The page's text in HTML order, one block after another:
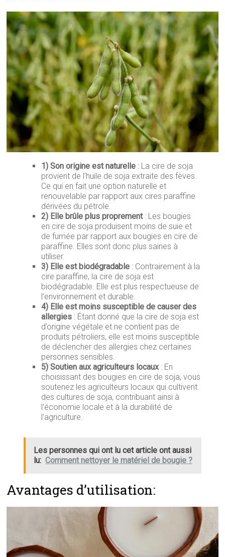
1) Son origine est naturelle : La cire de soja
provient de l’huile de soja extraite des fèves.
Ce qui en fait une option naturelle et
renouvelable par rapport aux cires paraffine
dérivées du pétrole.
2) Elle brûle plus proprement: Les bougies
en cire de soja produisent moins de suie et
de fumée par rapport aux bougies en cire de
paraffine. Elles sont donc plus saines à
utiliser.
3) Elle est biodégradable : Contrairement à la
cire paraffine, la cire de soja est
biodégradable. Elle est plus respectueuse de
l’environnement et durable.
4) Elle est moins susceptible de causer des
allergies : Étant donné que la cire de soja est
d’origine végétale et ne contient pas de
produits pétroliers, elle est moins susceptible
de déclencher des allergies chez certaines
personnes sensibles.
5) Soutien aux agriculteurs locaux: En
choisissant des bougies en cire de soja, vous
soutenez les agriculteurs locaux qui cultivent
des cultures de soja, contribuant ainsi à
l’économie locale et à la durabilité de
l’agriculture.
Les personnes qui ont lu cet article ont aussi
lu: Comment nettoyer le matériel de bougie ?
Avantages d’utilisation: